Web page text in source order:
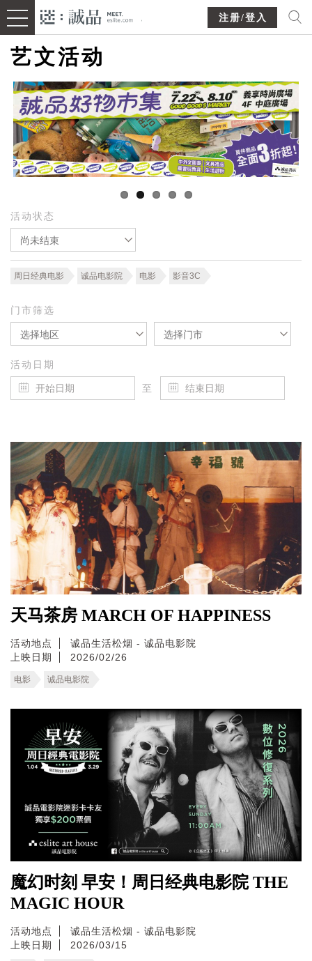
注册/登入
艺文活动
活动状态
尚未结束
周日经典电影 诚品电影院 电影 影音3C
门市筛选
选择地区 选择门市
活动日期
至
天马茶房 MARCH OF HAPPINESS
活动地点
诚品生活松烟 - 诚品电影院
上映日期
2026/02/26
电影 诚品电影院
魔幻时刻 早安！周日经典电影院 THE
MAGIC HOUR
活动地点
诚品生活松烟 - 诚品电影院
上映日期
2026/03/15